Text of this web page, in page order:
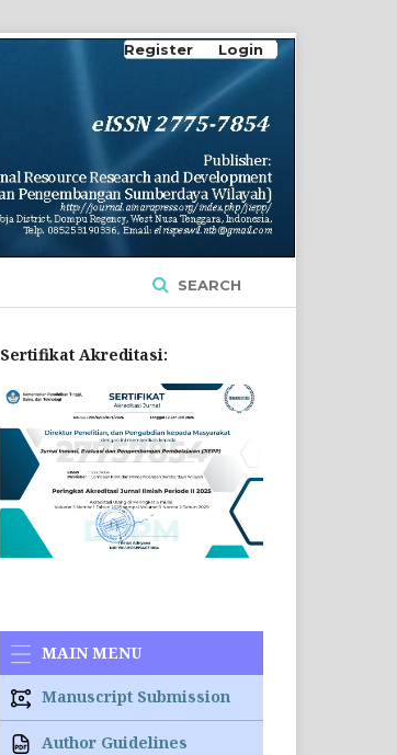
SEARCH
Register Login
Sertifikat Akreditasi:
MAIN MENU
Manuscript Submission
Author Guidelines